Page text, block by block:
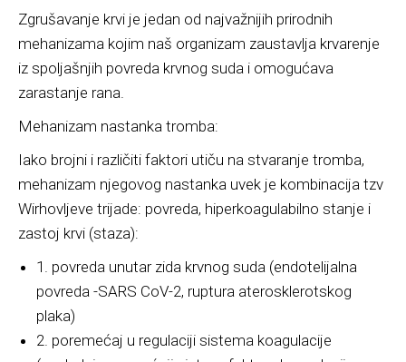
Zgrušavanje krvi je jedan od najvažnijih prirodnih
mehanizama kojim naš organizam zaustavlja krvarenje
iz spoljašnjih povreda krvnog suda i omogućava
zarastanje rana.
Mehanizam nastanka tromba:
Iako brojni i različiti faktori utiču na stvaranje tromba,
mehanizam njegovog nastanka uvek je kombinacija tzv
Wirhovljeve trijade: povreda, hiperkoagulabilno stanje i
zastoj krvi (staza):
1. povreda unutar zida krvnog suda (endotelijalna
povreda -SARS CoV-2, ruptura aterosklerotskog
plaka)
2. poremećaj u regulaciji sistema koagulacije